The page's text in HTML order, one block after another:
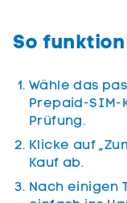
So
Wähle das
Prepaid-SIM-
Prüfung.
Klicke auf
Kauf ab.
Nach einigen